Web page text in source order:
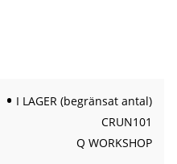
I LAGER (begränsat antal)
CRUN101
Q WORKSHOP